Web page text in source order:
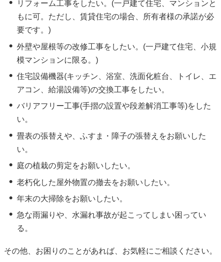
リフォーム工事をしたい。(一戸建て住宅、マンションと
もに可。ただし、賃貸住宅の場合、所有者様の承諾が必
要です。)
外壁や屋根等の改修工事をしたい。(一戸建て住宅、小規
模マンションに限る。)
住宅設備機器(キッチン、浴室、洗面化粧台、トイレ、エ
アコン、給湯設備等)の交換工事をしたい。
バリアフリー工事(手摺の設置や段差解消工事等)をした
い。
畳表の張替えや、ふすま・障子の張替えをお願いした
い。
庭の植栽の剪定をお願いしたい。
老朽化した屋外物置の撤去をお願いしたい。
年末の大掃除をお願いしたい。
急な雨漏りや、水漏れ事故が起こってしまい困ってい
る。
その他、お困りのことがあれば、お気軽にご相談ください。